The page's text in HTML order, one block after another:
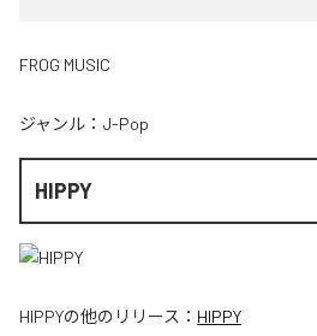
FROG MUSIC
ジャンル： J-Pop
HIPPY
HIPPYの他のリリース： HIPPY